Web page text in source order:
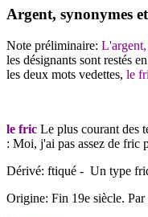
Argent, synonymes
Note préliminaire:
les désignants sont restés
les deux mots vedettes, le
le fric Le plus courant des
: Moi, j'ai pas assez de fric
Dérivé: ftiqué - Un type
Origine: Fin 19e siècle.